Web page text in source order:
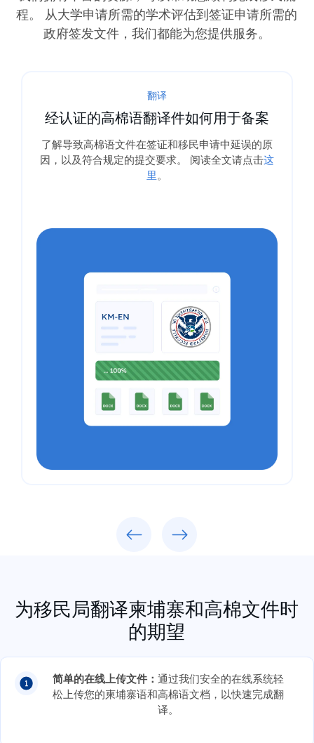
程。 从大学申请所需的学术评估到签证申请所需的
政府签发文件，我们都能为您提供服务。
翻译
经认证的高棉语翻译件如何用于备案
了解导致高棉语文件在签证和移民申请中延误的原
因，以及符合规定的提交要求。 阅读全文请点击这
里。
为移民局翻译柬埔寨和高棉文件时
的期望
简单的在线上传文件：通过我们安全的在线系统轻
松上传您的柬埔寨语和高棉语文档，以快速完成翻
译。